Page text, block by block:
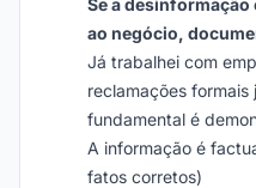
Se a
ao negócio,
Já trabalhei com
reclamações
fundamental é
A informação é
fatos corretos)